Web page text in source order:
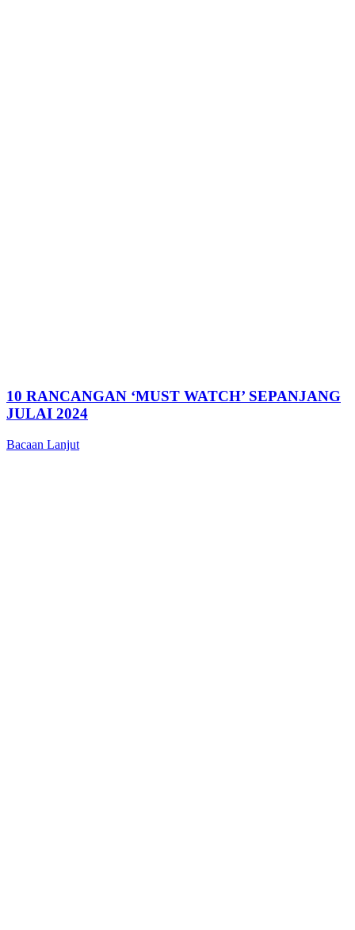
10 RANCANGAN ‘MUST WATCH’ SEPANJANG
JULAI 2024
Bacaan Lanjut